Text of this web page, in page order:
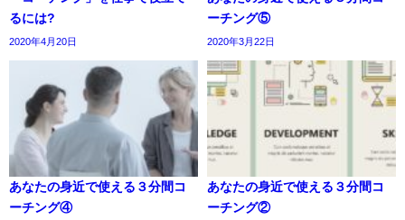
るには?
2020年4月20日
ーチング⑤
2020年3月22日
あなたの身近で使える３分間コ
ーチング④
あなたの身近で使える３分間コ
ーチング②